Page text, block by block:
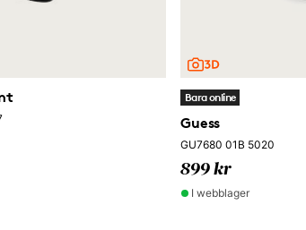
Bara online
Guess
GU7680 01B 5020
899 kr
I webblager